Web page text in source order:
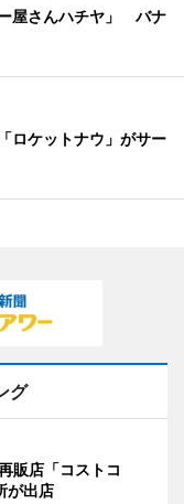
屋さんハチヤ」 バナ
ロケットナウ」がサー
グ
販店「コストコ
が出店